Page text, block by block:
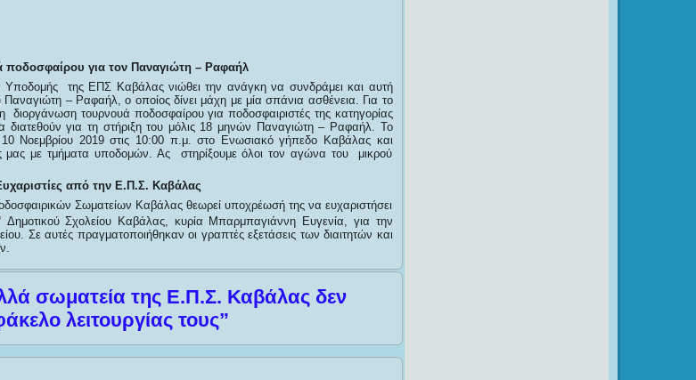
ποδοσφαίρου για τον Παναγιώτη – Ραφαήλ
της ΕΠΣ Καβάλας νιώθει την ανάγκη να συνδράμει και αυτή
Παναγιώτη – Ραφαήλ, ο οποίος δίνει μάχη με μία σπάνια ασθένεια. Για το
τουρνουά ποδοσφαίρου για ποδοσφαιριστές της κατηγορίας
για τη στήριξη του μόλις 18 μηνών Παναγιώτη – Ραφαήλ. Το
10 Νοεμβρίου 2019 στις 10:00 π.μ. στο Ενωσιακό γήπεδο Καβάλας και
με τμήματα υποδομών. Ας στηρίξουμε όλοι τον αγώνα του μικρού
από την Ε.Π.Σ. Καβάλας
Σωματείων Καβάλας θεωρεί υποχρέωσή της να ευχαριστήσει
Δημοτικού Σχολείου Καβάλας, κυρία Μπαρμπαγιάννη Ευγενία, για την
Σε αυτές πραγματοποιήθηκαν οι γραπτές εξετάσεις των διαιτητών και
σωματεία της Ε.Π.Σ. Καβάλας δεν
λειτουργίας τους”